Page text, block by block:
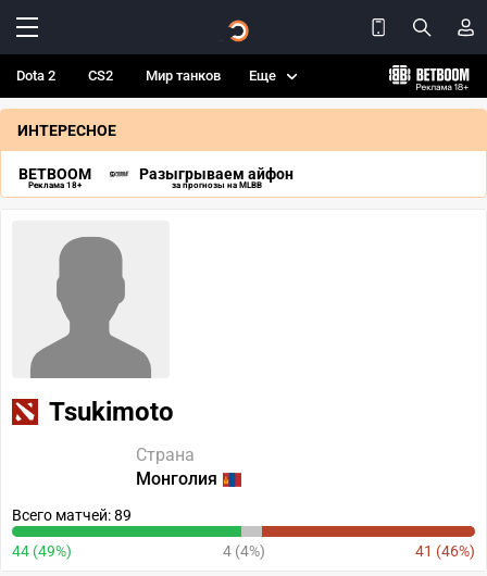
Dota 2 CS2 Мир танков Еще
ИНТЕРЕСНОЕ
BETBOOM
Реклама 18+
Разыгрываем айфон
за прогнозы на MLBB
Tsukimoto
Страна
Монголия
Всего матчей: 89
44 (49%) 4 (4%) 41 (46%)